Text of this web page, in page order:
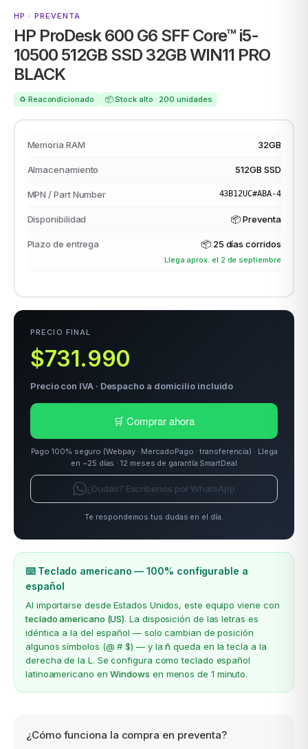
HP · PREVENTA
HP ProDesk 600 G6 SFF Core™ i5-
10500 512GB SSD 32GB WIN11 PRO
BLACK
♻️ Reacondicionado 📦 Stock alto · 200 unidades
Memoria RAM 32GB
Almacenamiento 512GB SSD
MPN / Part Number 43B12UC#ABA-4
Disponibilidad 📦 Preventa
Plazo de entrega 📦 25 días corridos
Llega aprox. el 2 de septiembre
PRECIO FINAL
$731.990
Precio con IVA · Despacho a domicilio incluido
🛒 Comprar ahora
Pago 100% seguro (Webpay · MercadoPago · transferencia) · Llega
en ~25 días · 12 meses de garantía SmartDeal
¿Dudas? Escríbenos por WhatsApp
Te respondemos tus dudas en el día.
⌨️ Teclado americano — 100% configurable a
español
Al importarse desde Estados Unidos, este equipo viene con
teclado americano (US). La disposición de las letras es
idéntica a la del español — solo cambian de posición
algunos símbolos (@ # $) — y lañ queda en la tecla a la
derecha de la L. Se configura como teclado español
latinoamericano enWindows en menos de 1 minuto.
¿Cómo funciona la compra en preventa?